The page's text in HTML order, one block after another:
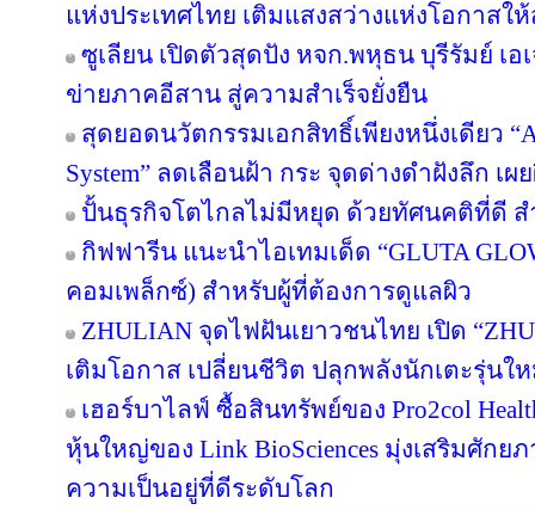
แห่งประเทศไทย เติมแสงสว่างแห่งโอกาสใ
ซูเลียน เปิดตัวสุดปัง หจก.พหุธน บุรีรัมย์ เอ
ข่ายภาคอีสาน สู่ความสำเร็จยั่งยืน
สุดยอดนวัตกรรมเอกสิทธิ์เพียงหนึ่งเดียว
System” ลดเลือนฝ้า กระ จุดด่างดำฝังลึก เ
ปั้นธุรกิจโตไกลไม่มีหยุด ด้วยทัศนคติที่ดี ส
กิฟฟารีน แนะนำไอเทมเด็ด “GLUTA
คอมเพล็กซ์) สำหรับผู้ที่ต้องการดูแลผิว
ZHULIAN จุดไฟฝันเยาวชนไทย เปิด
เติมโอกาส เปลี่ยนชีวิต ปลุกพลังนักเตะรุ่น
เฮอร์บาไลฟ์ ซื้อสินทรัพย์ของ Pro2col
หุ้นใหญ่ของ Link BioSciences มุ่งเสริมศัก
ความเป็นอยู่ที่ดีระดับโลก